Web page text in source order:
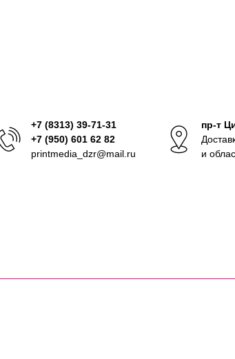
+7 (8313) 39-71-31
+7 (950) 601 62 82
printmedia_dzr@mail.ru
пр-т
и